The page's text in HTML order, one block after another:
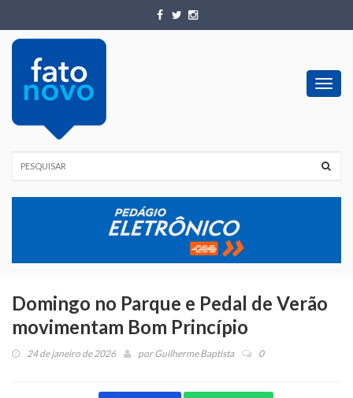
Domingo no Parque e Pedal de Verão
movimentam Bom Princípio
24 de janeiro de 2026 porGuilherme Baptista 0